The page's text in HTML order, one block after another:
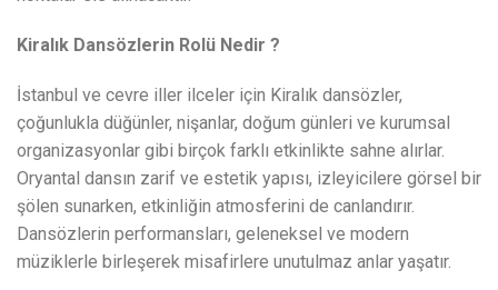
Kiralık Dansözlerin Rolü Nedir ?
İstanbul ve cevre iller ilceler için Kiralık dansözler,
çoğunlukla düğünler, nişanlar, doğum günleri ve kurumsal
organizasyonlar gibi birçok farklı etkinlikte sahne alırlar.
Oryantal dansın zarif ve estetik yapısı, izleyicilere görsel bir
şölen sunarken, etkinliğin atmosferini de canlandırır.
Dansözlerin performansları, geleneksel ve modern
müziklerle birleşerek misafirlere unutulmaz anlar yaşatır.